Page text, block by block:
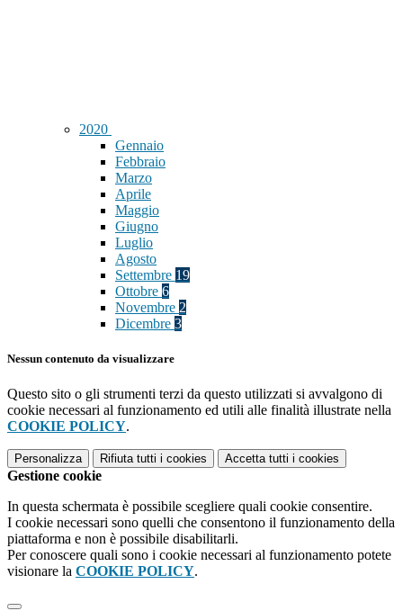
2020
Gennaio
Febbraio
Marzo
Aprile
Maggio
Giugno
Luglio
Agosto
Settembre 19
Ottobre 6
Novembre 2
Dicembre 3
Nessun contenuto da visualizzare
Questo sito o gli strumenti terzi da questo utilizzati si avvalgono di
cookie necessari al funzionamento ed utili alle finalità illustrate nella
COOKIE POLICY.
Personalizza Rifiuta tutti i cookies Accetta tutti i cookies
Gestione cookie
In questa schermata è possibile scegliere quali cookie consentire.
I cookie necessari sono quelli che consentono il funzionamento della
piattaforma e non è possibile disabilitarli.
Per conoscere quali sono i cookie necessari al funzionamento potete
visionare la COOKIE POLICY.